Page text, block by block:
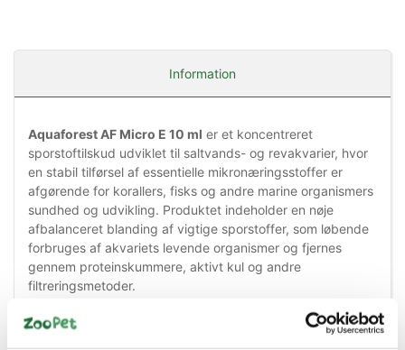
Information
Aquaforest AF Micro E 10 ml er et koncentreret
sporstoftilskud udviklet til saltvands- og revakvarier, hvor
en stabil tilførsel af essentielle mikronæringsstoffer er
afgørende for korallers, fisks og andre marine organismers
sundhed og udvikling. Produktet indeholder en nøje
afbalanceret blanding af vigtige sporstoffer, som løbende
forbruges af akvariets levende organismer og fjernes
gennem proteinskummere, aktivt kul og andre
filtreringsmetoder.
AF Micro E indeholder koncentrerede mængder af
mangan, vanadium, zink, nikkel, jern, krom, kobolt og